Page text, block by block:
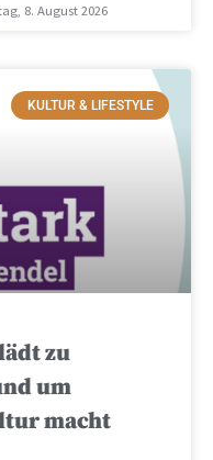
8. August 2026
KULTUR & LIFESTYLE
zu
um
macht